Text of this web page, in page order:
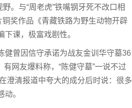
。与“周老虎”铁嘴钢牙死不改口相
奖作品《青藏铁路为野生动物开辟
课，极富戏剧性。
健曾因信守承诺为战友金训华守墓36
网友爆料称，“陈健守墓”一说不过
澄清报道中夸大的成分后时说：很多
。